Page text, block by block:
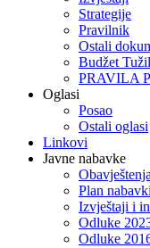
Strategije
Pravilnik
Ostali
Budžet
PRAVILA
Oglasi
Posao
Ostali oglasi
Linkovi
Javne nabavke
Plan nabavki
Izvještaji i
Odluke
Odluke